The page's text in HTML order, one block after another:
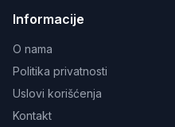
Informacije
O nama
Politika privatnosti
Uslovi korišćenja
Kontakt